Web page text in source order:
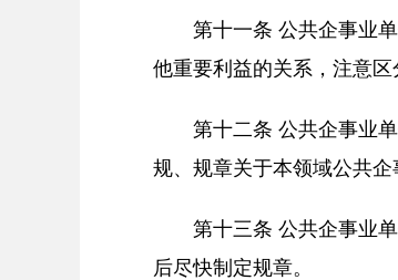
第十一条 公共企事业
他重要利益的关系，注意区
第十二条 公共企事业
规、规章关于本领域公共企
第十三条 公共企事业
后尽快制定规章。